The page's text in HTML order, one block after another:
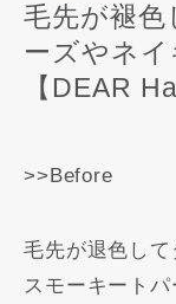
毛先が褪
ーズやネ
【DEAR
>>Before
毛先が退色して
スモーキート